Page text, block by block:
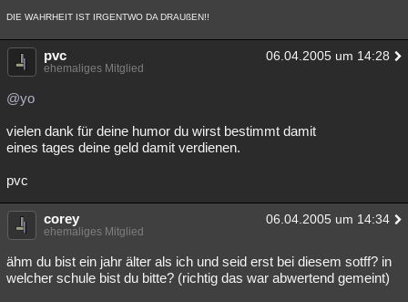
DIE WAHRHEIT IST IRGENTWO DA DRAUßEN!!
pvc 06.04.2005 um 14:28
ehemaliges Mitglied
@yo
vielen dank für deine humor du wirst bestimmt damit
eines tages deine geld damit verdienen.
pvc
corey 06.04.2005 um 14:34
ehemaliges Mitglied
ähm du bist ein jahr älter als ich und seid erst bei diesem sotff? in
welcher schule bist du bitte? (richtig das war abwertend gemeint)